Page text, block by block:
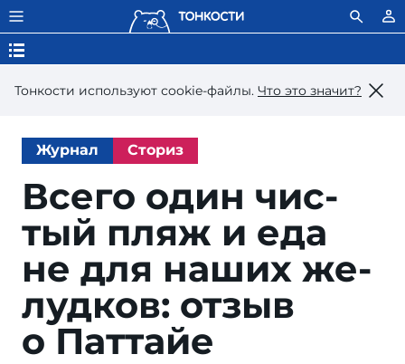
Тонкости используют сookie-файлы. Что это значит?
Журнал Сториз
Всего один чис­
тый пляж и еда
не для на­ших же­
луд­ков: от­зыв
о Паттайе